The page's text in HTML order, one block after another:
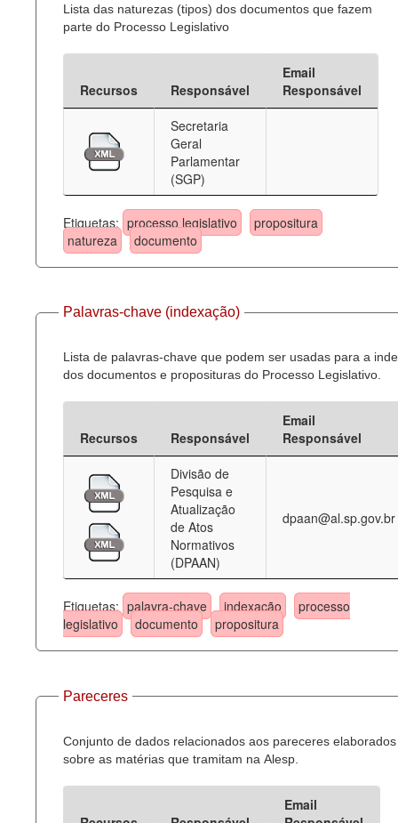
Lista das naturezas (tipos) dos documentos que fazem
parte do Processo Legislativo
Recursos Responsável
Email
Responsável
Secretaria
Geral
Parlamentar
(SGP)
Etiquetas: processo legislativo
propositura
natureza
documento
Palavras-chave (indexação)
Lista de palavras-chave que podem ser usadas para a
dos documentos e proposituras do Processo Legislativo.
Recursos Responsável
Email
Responsável
Divisão de
Pesquisa e
Atualização
de Atos
Normativos
(DPAAN)
dpaan@al.sp.gov.br
Etiquetas: palavra-chave indexação
processo
legislativo
documento propositura
Pareceres
Conjunto de dados relacionados aos pareceres elaborados
sobre as matérias que tramitam na Alesp.
Email